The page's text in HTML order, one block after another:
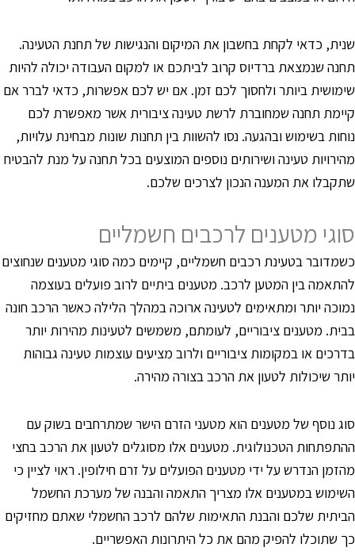
כדאי לקחת בחשבון את המיקום והנגישות של תחנת הטעינה.
שנמצאת ברדיוס קרוב לביתכם או למקום העבודה יכולה להיות
ביותר ולחסוך לכם זמן. אם יש לכם אפשרות, כדאי לברר אם
תחנה שמחוברת לרשת טעינה ציבורית אשר מאפשרת לכם
בשימוש ובהגעה. נסו להשוות בין תחנות שונות מבחינת עלויות,
טעינה ושירותים נוספים המוצעים בכל תחנה על מנת להבטיח
את המענה הנכון לצרכים שלכם.
מטענים לרכבים חשמליים
בטעינת רכבים חשמליים, קיימים כמה סוגי מטענים שנחוצים
בין המטען לרכב. מטענים ביתיים לרוב פועלים בעוצמה
יותר ומתאימים לטעינה ארוכה במהלך הלילה כאשר הרכב חונה
מטענים ציבוריים, לעומתם, משמשים לטעינות מהירות יותר
או במקומות ציבוריים ולרוב מציעים עוצמות טעינה גבוהות
שיכולות לטעון את הרכב בצורה מהירה.
נוסף של מטענים הוא מטעני הזרם הישר שמתרחבים בשוק עם
הטכנולוגית. מטענים אלו מסוגלים לטעון את הרכב בחצי
הנדרש על ידי מטענים הפועלים על זרם חילופין. ראוי לציין כי
במטענים אלו מצריך התאמה והבנה של מערכת החשמל
שלכם והבנת התאימות שלהם לרכב החשמלי שאתם מחזיקים
שתוכלו להפיק מהם את כל היתרונות האפשריים.